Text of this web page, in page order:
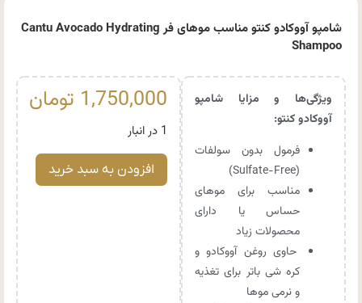
شامپو آووکادو کنتو مناسب موهای فر Cantu Avocado Hydrating
Shampoo
ویژگی‌ها و مزایا شامپو
آووکادو کنتو:
فرمول بدون سولفات
(Sulfate-Free)
مناسب برای موهای
حساس یا دارای
محصولات زیاد
حاوی روغن آووکادو و
کره شی باتر برای تغذیه
و نرمی موها
1,750,000 تومان
1 در انبار
افزودن به سبد خرید